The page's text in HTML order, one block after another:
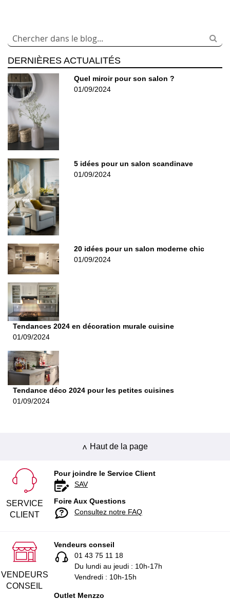
DERNIÈRES ACTUALITÉS
Quel miroir pour son salon ?
01/09/2024
5 idées pour un salon scandinave
01/09/2024
20 idées pour un salon moderne chic
01/09/2024
Tendances 2024 en décoration murale cuisine
01/09/2024
Tendance déco 2024 pour les petites cuisines
01/09/2024
Haut de la page
SERVICE
CLIENT
Pour joindre le Service Client
SAV
Foire Aux Questions
Consultez notre FAQ
VENDEURS
CONSEIL
Vendeurs conseil
01 43 75 11 18
Du lundi au jeudi : 10h-17h
Vendredi : 10h-15h
Outlet Menzzo